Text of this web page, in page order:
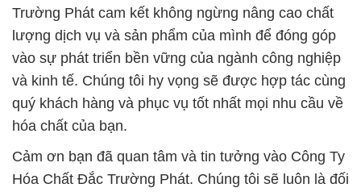
Trường Phát cam kết không ngừng nâng cao chất
lượng dịch vụ và sản phẩm của mình để đóng góp
vào sự phát triển bền vững của ngành công nghiệp
và kinh tế. Chúng tôi hy vọng sẽ được hợp tác cùng
quý khách hàng và phục vụ tốt nhất mọi nhu cầu về
hóa chất của bạn.
Cảm ơn bạn đã quan tâm và tin tưởng vào Công Ty
Hóa Chất Đắc Trường Phát. Chúng tôi sẽ luôn là đối